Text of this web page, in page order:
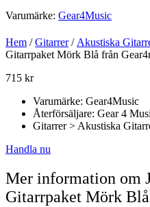
Varumärke: Gear4Music
Hem /Gitarrer/Akustiska
Gitarrpaket Mörk Blå från
715 kr
Varumärke: Gear4Music
Återförsäljare: Gear 4
Gitarrer > Akustiska
Handla nu
Mer information om
Gitarrpaket Mörk